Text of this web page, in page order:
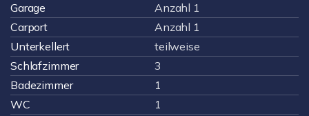
Garage
Anzahl 1
Carport
Anzahl 1
Unterkellert
teilweise
Schlafzimmer
3
Badezimmer
1
WC
1